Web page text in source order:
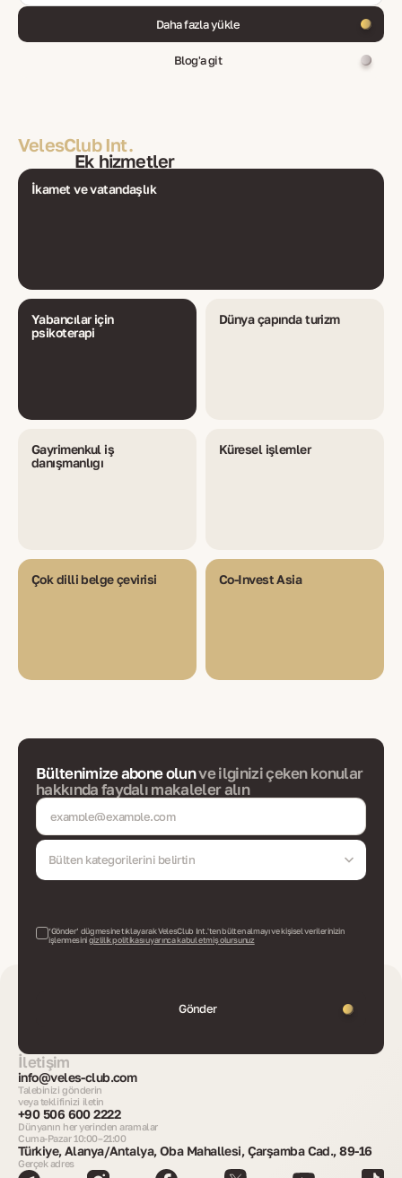
Daha fazla yükle
Blog'a git
VelesClub Int.
Ek hizmetler
İkamet ve vatandaşlık
Yabancılar için
psikoterapi
Dünya çapında turizm
Gayrimenkul iş
danışmanlığı
Küresel işlemler
Çok dilli belge çevirisi Co-Invest Asia
Bültenimize abone olunve ilginizi çeken konular
hakkında faydalı makaleler alın
Bülten kategorilerini belirtin
‘Gönder’ düğmesine tıklayarak VelesClub Int.'ten bülten almayı ve kişisel verilerinizin
işlenmesinigizlilik politikası uyarınca kabul etmiş olursunuz
Gönder
İletişim
info@veles-club.com
Talebinizi gönderin
veya teklifinizi iletin
+90 506 600 2222
Dünyanın her yerinden aramalar
Cuma-Pazar 10:00–21:00
Türkiye, Alanya/Antalya, Oba Mahallesi, Çarşamba Cad., 89-16
Gerçek adres